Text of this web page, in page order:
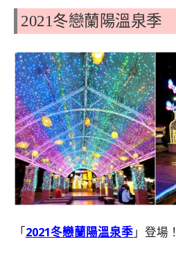
2021冬戀蘭陽溫泉季
「2021冬戀蘭陽溫泉季」登場！